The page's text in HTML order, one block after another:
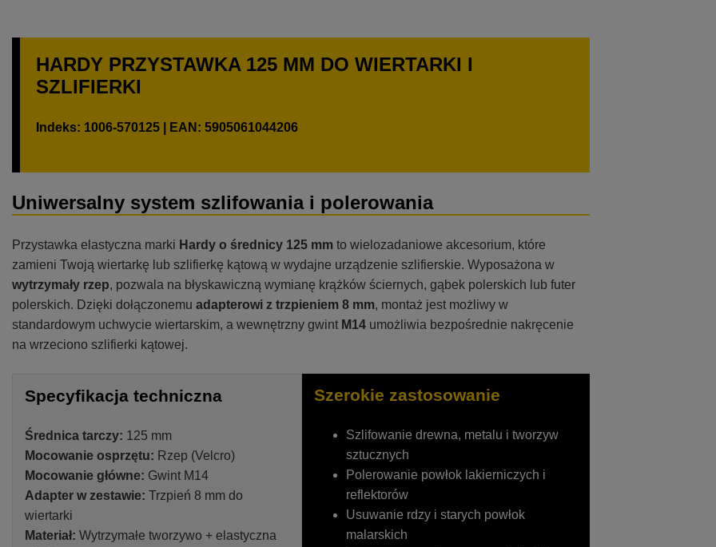
HARDY PRZYSTAWKA 125 MM DO WIERTARKI I
SZLIFIERKI
Indeks: 1006-570125 | EAN: 5905061044206
Uniwersalny system szlifowania i polerowania
Przystawka elastyczna marki Hardy o średnicy 125 mm to wielozadaniowe akcesorium, które
zamieni Twoją wiertarkę lub szlifierkę kątową w wydajne urządzenie szlifierskie. Wyposażona w
wytrzymały rzep, pozwala na błyskawiczną wymianę krążków ściernych, gąbek polerskich lub futer
polerskich. Dzięki dołączonemu adapterowi z trzpieniem 8 mm, montaż jest możliwy w
standardowym uchwycie wiertarskim, a wewnętrzny gwint M14 umożliwia bezpośrednie nakręcenie
na wrzeciono szlifierki kątowej.
Specyfikacja techniczna
Średnica tarczy: 125 mm
Mocowanie osprzętu: Rzep (Velcro)
Mocowanie główne: Gwint M14
Adapter w zestawie: Trzpień 8 mm do
wiertarki
Materiał: Wytrzymałe tworzywo + elastyczna
Szerokie zastosowanie
Szlifowanie drewna, metalu i tworzyw
sztucznych
Polerowanie powłok lakierniczych i
reflektorów
Usuwanie rdzy i starych powłok
malarskich